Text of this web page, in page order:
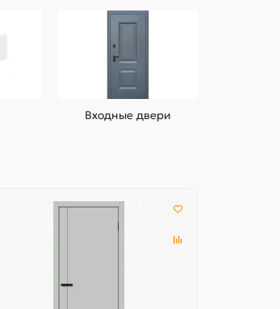
Входные двери